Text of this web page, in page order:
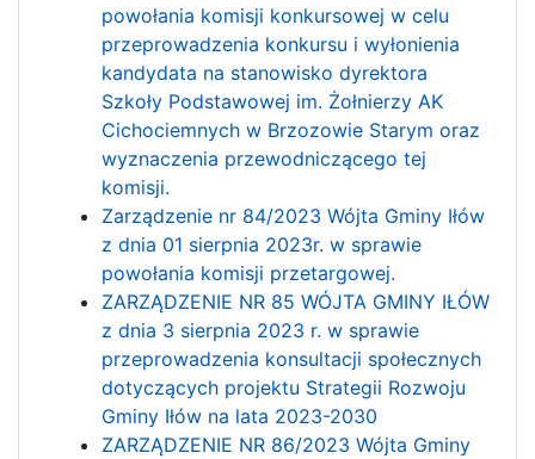
powołania komisji konkursowej w celu
przeprowadzenia konkursu i wyłonienia
kandydata na stanowisko dyrektora
Szkoły Podstawowej im. Żołnierzy AK
Cichociemnych w Brzozowie Starym oraz
wyznaczenia przewodniczącego tej
komisji.
Zarządzenie nr 84/2023 Wójta Gminy Iłów
z dnia 01 sierpnia 2023r. w sprawie
powołania komisji przetargowej.
ZARZĄDZENIE NR 85 WÓJTA GMINY IŁÓW
z dnia 3 sierpnia 2023 r. w sprawie
przeprowadzenia konsultacji społecznych
dotyczących projektu Strategii Rozwoju
Gminy Iłów na lata 2023-2030
ZARZĄDZENIE NR 86/2023 Wójta Gminy